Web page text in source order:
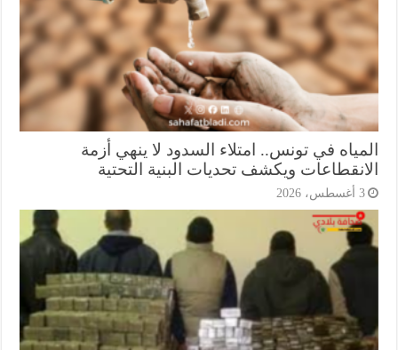
في تونس.. امتلاء السدود لا ينهي أزمة
ويكشف تحديات البنية التحتية